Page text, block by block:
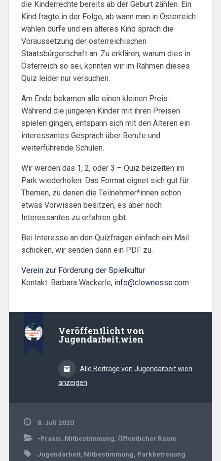
die Kinderrechte bereits ab der Geburt zählen. Ein
Kind fragte in der Folge, ab wann man in Österreich
wählen dürfe und ein älteres Kind sprach die
Voraussetzung der österreichischen
Staatsbürgerschaft an. Zu erklären, warum dies in
Österreich so sei, konnten wir im Rahmen dieses
Quiz leider nur versuchen.
Am Ende bekamen alle einen kleinen Preis.
Während die jüngeren Kinder mit ihren Preisen
spielen gingen, entspann sich mit den Älteren ein
interessantes Gespräch über Berufe und
weiterführende Schulen.
Wir werden das 1, 2, oder 3 – Quiz beizeiten im
Park wiederholen. Das Format eignet sich gut für
Themen, zu denen die Teilnehmer*innen schon
etwas Vorwissen besitzen, es aber noch
Interessantes zu erfahren gibt.
Bei Interesse an den Quizfragen einfach ein Mail
schicken, wir senden dann ein PDF zu.
Verein zur Förderung der Spielkultur
Kontakt: Barbara Wackerle, info@clownesse.com
Veröffentlicht von
Jugendarbeit.wien
Alle Beiträge von Jugendarbeit.wien
anzeigen
8. Juli 2020
-Praxis, Mitbestimmung, Öffentlicher Raum
Jugendarbeit, Mitbestimmung, Parkbetreuung